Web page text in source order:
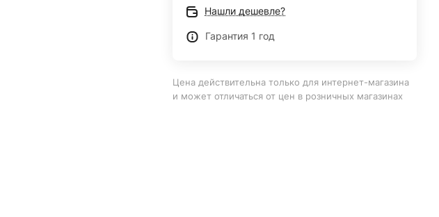
Нашли дешевле?
Гарантия 1 год
Цена действительна только для интернет-магазина
и может отличаться от цен в розничных магазинах